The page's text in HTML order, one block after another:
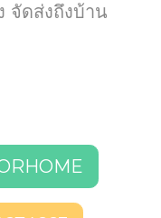
จัดส่งถึงบ้าน